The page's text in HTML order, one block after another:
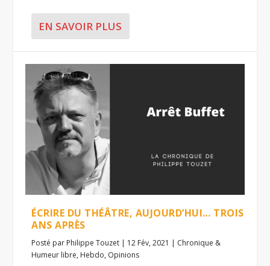
EN SAVOIR PLUS
ÉCRIRE DU THÉÂTRE, AUJOURD’HUI… TROIS
ANS APRÈS
Posté par Philippe Touzet | 12 Fév, 2021 | Chronique &
Humeur libre, Hebdo, Opinions